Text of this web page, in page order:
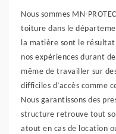
Nous sommes MN-
toiture dans le
la matière sont le résultat
nos expériences durant
même de travailler sur
difficiles d’accès comme
Nous garantissons des
structure retrouve tout
atout en cas de location